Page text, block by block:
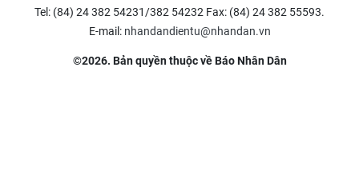
Tel: (84) 24 382 54231/382 54232 Fax: (84) 24 382 55593.
E-mail: nhandandientu@nhandan.vn
©2026. Bản quyền thuộc về Báo Nhân Dân